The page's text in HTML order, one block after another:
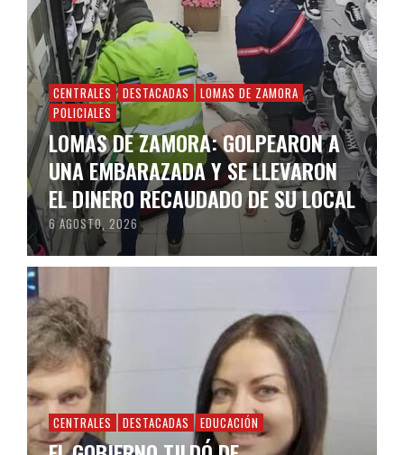
CENTRALES DESTACADAS
LOMAS DE ZAMORA
POLICIALES
LOMAS DE ZAMORA: GOLPEARON A
UNA EMBARAZADA Y SE LLEVARON
EL DINERO RECAUDADO DE SU LOCAL
6 AGOSTO, 2026
CENTRALES DESTACADAS EDUCACIÓN